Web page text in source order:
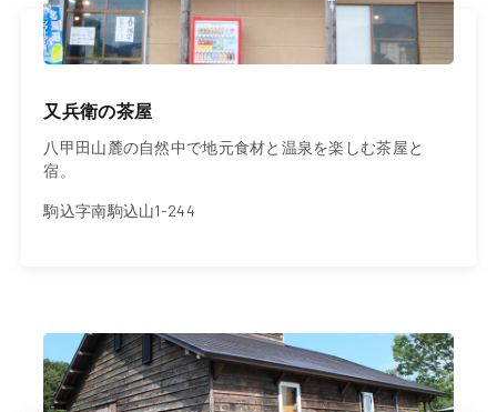
又兵衛の茶屋
八甲田山麓の自然中で地元食材と温泉を楽しむ茶屋と
宿。
駒込字南駒込山1-244